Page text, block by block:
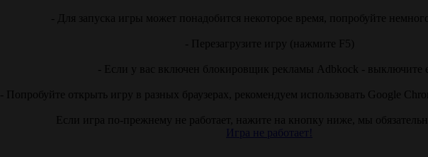
- Для запуска игры может понадобится некоторое время, попробуйте
- Перезагрузите игру (нажмите F5)
- Если у вас включен блокировщик рекламы Adbkock - выключите
- Попробуйте открыть игру в разных браузерах, рекомендуем использовать Google
Если игра по-прежнему не работает, нажите на кнопку ниже, мы
Игра не работает!